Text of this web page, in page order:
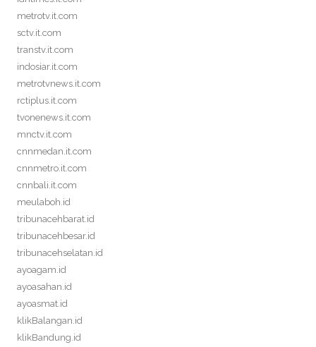
metrotv.it.com
sctv.it.com
transtv.it.com
indosiar.it.com
metrotvnews.it.com
rctiplus.it.com
tvonenews.it.com
mnctv.it.com
cnnmedan.it.com
cnnmetro.it.com
cnnbali.it.com
meulaboh.id
tribunacehbarat.id
tribunacehbesar.id
tribunacehselatan.id
ayoagam.id
ayoasahan.id
ayoasmat.id
klikBalangan.id
klikBandung.id